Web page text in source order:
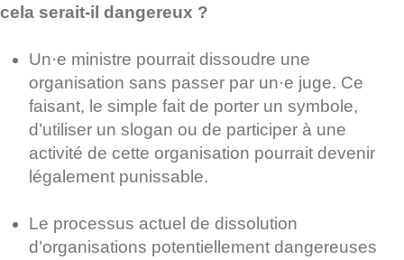
cela serait-il dangereux ?
Un·e ministre pourrait dissoudre une
organisation sans passer par un·e juge. Ce
faisant, le simple fait de porter un symbole,
d’utiliser un slogan ou de participer à une
activité de cette organisation pourrait devenir
légalement punissable.
Le processus actuel de dissolution
d’organisations potentiellement dangereuses